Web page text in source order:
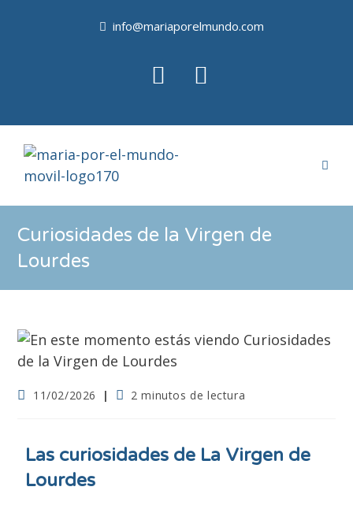
info@mariaporelmundo.com
Curiosidades de la Virgen de
Lourdes
11/02/2026 2 minutos de lectura
Las curiosidades de La Virgen de
Lourdes